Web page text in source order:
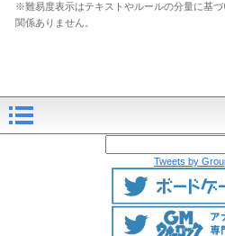
※難易度表示はテキストやルールの分量に基
関係ありません。
Tweets by